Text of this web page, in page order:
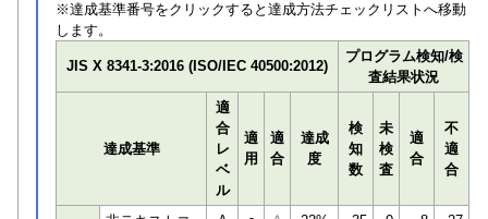
※達成基準番号をクリックすると達成方法チェックリストへ移動
します。
JIS X 8341-3:2016 (ISO/IEC 40500:2012)
プログラム検知/検
査結果状況
達成基準
適
合
レ
ベ
ル
適
用
適
合
達成
度
検
知
数
未
検
査
適
合
不
適
合